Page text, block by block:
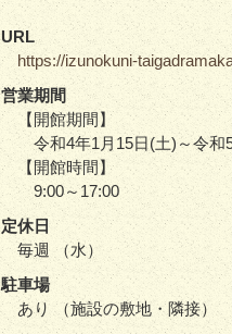
URL
https://izunokuni-
営業期間
【開館期間】
令和4年1月15日(土)～令和5
【開館時間】
9:00～17:00
定休日
毎週 （水）
駐車場
あり （施設の敷地・隣接）